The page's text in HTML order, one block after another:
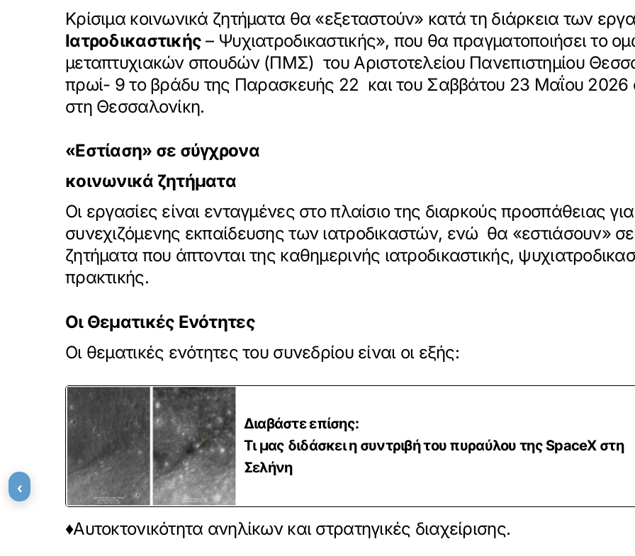
Κρίσιμα κοινωνικά ζητήματα θα «εξεταστούν» κατά τη διάρκεια των
Ιατροδικαστικής – Ψυχιατροδικαστικής», που θα πραγματοποιήσει το
μεταπτυχιακών σπουδών (ΠΜΣ) του Αριστοτελείου Πανεπιστημίου
πρωί- 9 το βράδυ της Παρασκευής 22 και του Σαββάτου 23 Μαΐου 2026
στη Θεσσαλονίκη.
«Εστίαση» σε σύγχρονα
κοινωνικά ζητήματα
Οι εργασίες είναι ενταγμένες στο πλαίσιο της διαρκούς προσπάθειας
συνεχιζόμενης εκπαίδευσης των ιατροδικαστών, ενώ θα «εστιάσουν»
ζητήματα που άπτονται της καθημερινής ιατροδικαστικής,
πρακτικής.
Οι Θεματικές Ενότητες
Οι θεματικές ενότητες του συνεδρίου είναι οι εξής:
Διαβάστε επίσης:
Τι μας διδάσκει η συντριβή του πυραύλου της SpaceX στη
Σελήνη
♦Αυτοκτονικότητα ανηλίκων και στρατηγικές διαχείρισης.
‹